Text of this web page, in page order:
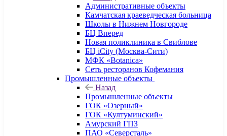
Административные объекты
Камчатская краеведческая больница
Школы в Нижнем Новгороде
БЦ Вперед
Новая поликлиника в Свиблове
БЦ iCity (Москва-Сити)
МФК «Botanica»
Сеть ресторанов Кофемания
Промышленные объекты
Назад
Промышленные объекты
ГОК «Озерный»
ГОК «Култуминский»
Амурский ГПЗ
ПАО «Северсталь»